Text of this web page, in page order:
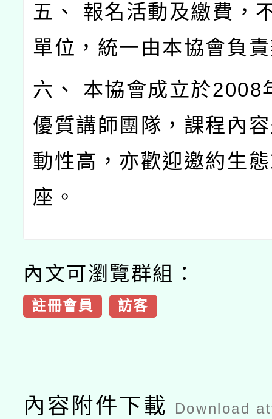
五、 報名活動及繳費，
單位，統一由本協會負
六、 本協會成立於2008
優質講師團隊，課程內
動性高，亦歡迎邀約生
座。
內文可瀏覽群組：
註冊會員 訪客
內容附件下載 Download